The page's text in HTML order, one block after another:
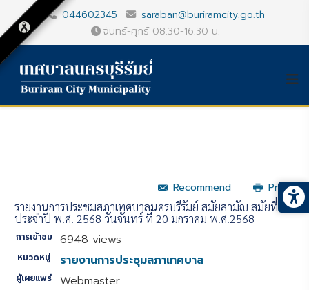
044602345
saraban@buriramcity.go.th
จันทร์-ศุกร์ 08.30-16.30 น.
Recommend
Print
รายงานการประชุมสภาเทศบาลนครบุรีรัมย์ สมัยสามัญ สมัยที่ 1
ประจำปี พ.ศ. 2568 วันจันทร์ ที่ 20 มกราคม พ.ศ.2568
การเข้าชม 6948 views
หมวดหมู่ รายงานการประชุมสภาเทศบาล
ผู้เผยแพร่ Webmaster